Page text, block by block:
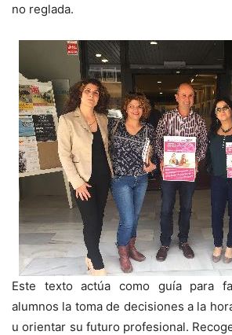
no reglada.
Este texto actúa como guía para
alumnos la toma de decisiones a la
u orientar su futuro profesional.